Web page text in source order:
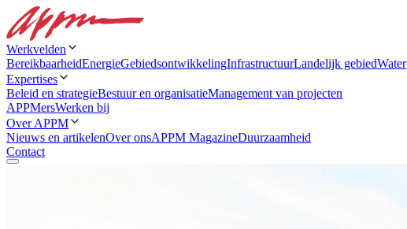
Werkvelden
BereikbaarheidEnergieGebiedsontwikkelingInfrastructuurLandelijk gebiedWater
Expertises
Beleid en strategieBestuur en organisatieManagement van projecten
APPMersWerken bij
Over APPM
Nieuws en artikelenOver onsAPPM MagazineDuurzaamheid
Contact